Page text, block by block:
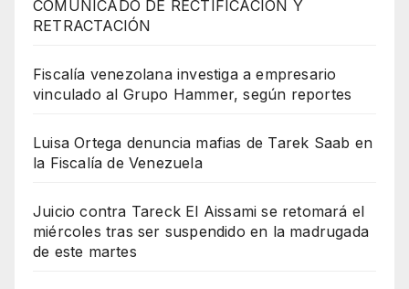
COMUNICADO DE RECTIFICACIÓN Y
RETRACTACIÓN
Fiscalía venezolana investiga a empresario
vinculado al Grupo Hammer, según reportes
Luisa Ortega denuncia mafias de Tarek Saab en
la Fiscalía de Venezuela
Juicio contra Tareck El Aissami se retomará el
miércoles tras ser suspendido en la madrugada
de este martes